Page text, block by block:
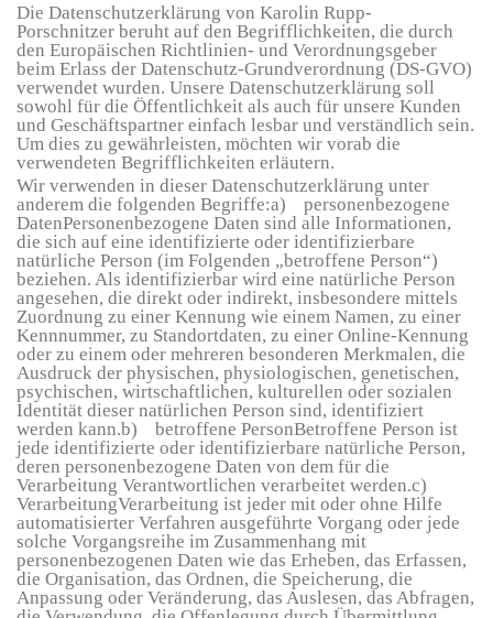
Die Datenschutzerklärung von Karolin Rupp-
Porschnitzer beruht auf den Begrifflichkeiten, die durch
den Europäischen Richtlinien- und Verordnungsgeber
beim Erlass der Datenschutz-Grundverordnung (DS-GVO)
verwendet wurden. Unsere Datenschutzerklärung soll
sowohl für die Öffentlichkeit als auch für unsere Kunden
und Geschäftspartner einfach lesbar und verständlich sein.
Um dies zu gewährleisten, möchten wir vorab die
verwendeten Begrifflichkeiten erläutern.
Wir verwenden in dieser Datenschutzerklärung unter
anderem die folgenden Begriffe:a) personenbezogene
DatenPersonenbezogene Daten sind alle Informationen,
die sich auf eine identifizierte oder identifizierbare
natürliche Person (im Folgenden „betroffene Person“)
beziehen. Als identifizierbar wird eine natürliche Person
angesehen, die direkt oder indirekt, insbesondere mittels
Zuordnung zu einer Kennung wie einem Namen, zu einer
Kennnummer, zu Standortdaten, zu einer Online-Kennung
oder zu einem oder mehreren besonderen Merkmalen, die
Ausdruck der physischen, physiologischen, genetischen,
psychischen, wirtschaftlichen, kulturellen oder sozialen
Identität dieser natürlichen Person sind, identifiziert
werden kann.b) betroffene PersonBetroffene Person ist
jede identifizierte oder identifizierbare natürliche Person,
deren personenbezogene Daten von dem für die
Verarbeitung Verantwortlichen verarbeitet werden.c)
VerarbeitungVerarbeitung ist jeder mit oder ohne Hilfe
automatisierter Verfahren ausgeführte Vorgang oder jede
solche Vorgangsreihe im Zusammenhang mit
personenbezogenen Daten wie das Erheben, das Erfassen,
die Organisation, das Ordnen, die Speicherung, die
Anpassung oder Veränderung, das Auslesen, das Abfragen,